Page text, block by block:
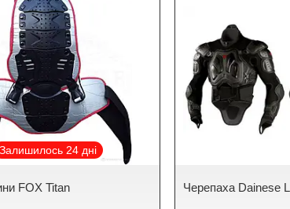
Залишилось 24 дні
FOX Titan Черепаха Dainese L